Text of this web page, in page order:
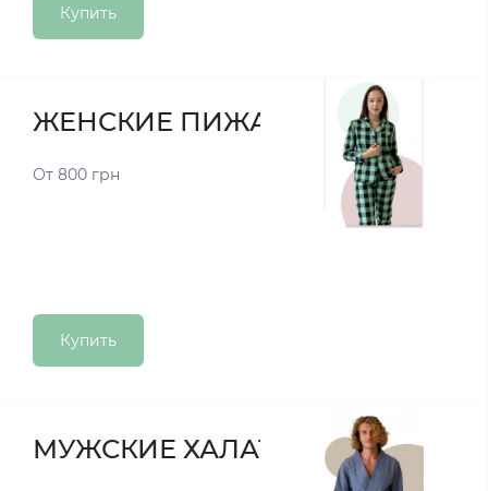
Купить
ЖЕНСКИЕ ПИЖАМЫ
От 800 грн
Купить
МУЖСКИЕ ХАЛАТЫ